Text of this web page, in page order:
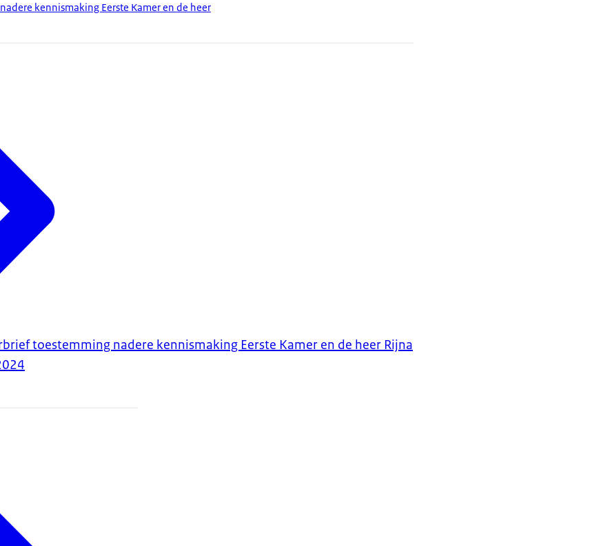
kennismaking Eerste Kamer en de heer
toestemming nadere kennismaking Eerste Kamer en de heer Rijna